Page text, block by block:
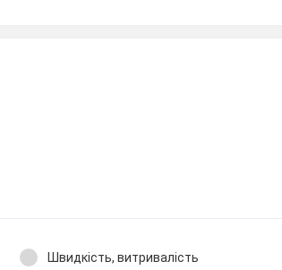
Швидкість, витривалість